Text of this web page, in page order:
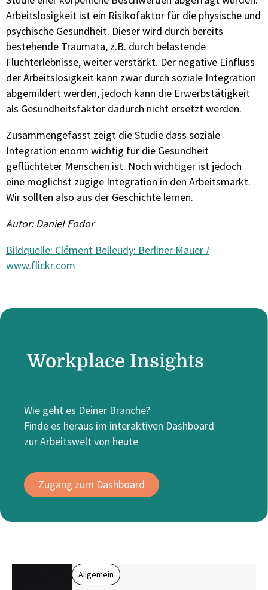
Arbeitslosigkeit ist ein Risikofaktor für die physische und
psychische Gesundheit. Dieser wird durch bereits
bestehende Traumata, z.B. durch belastende
Fluchterlebnisse, weiter verstärkt. Der negative Einfluss
der Arbeitslosigkeit kann zwar durch soziale Integration
abgemildert werden, jedoch kann die Erwerbstätigkeit
als Gesundheitsfaktor dadurch nicht ersetzt werden.
Zusammengefasst zeigt die Studie dass soziale
Integration enorm wichtig für die Gesundheit
geflüchteter Menschen ist. Noch wichtiger ist jedoch
eine möglichst zügige Integration in den Arbeitsmarkt.
Wir sollten also aus der Geschichte lernen.
Autor: Daniel Fodor
Bildquelle: Clément Belleudy: Berliner Mauer /
www.flickr.com
Workplace Insights
Wie geht es Deiner Branche?
Finde es heraus im interaktiven Dashboard
zur Arbeitswelt von heute
Zugang zum Dashboard
Allgemein